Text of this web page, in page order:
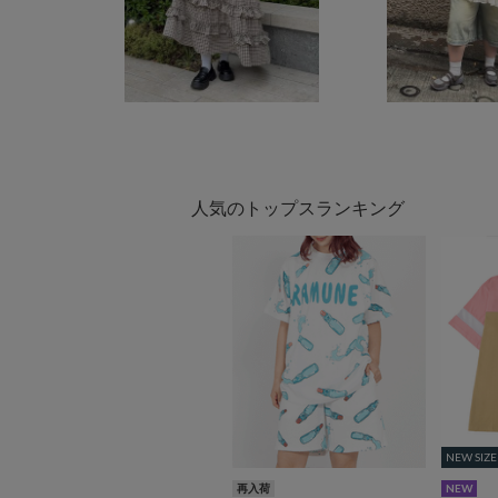
人気のトップスランキング
再入荷
NEW SIZE
NEW SIZE
NEW